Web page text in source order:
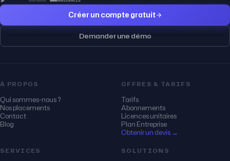
Créer un compte gratuit
Demander une démo
À PROPOS
Qui sommes-nous ?
Nos placements
Contact
Blog
OFFRES & TARIFS
Tarifs
Abonnements
Licences unitaires
Plan Entreprise
Obtenir un devis →
SERVICES SOLUTIONS